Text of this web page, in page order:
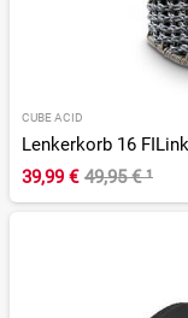
CUBE ACID
Lenkerkorb 16
39,99 € 49,95 €¹